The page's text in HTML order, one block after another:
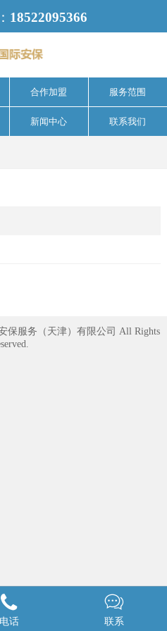
18522095366
合作加盟 服务范围
新闻中心 联系我们
保服务（天津）有限公司 All Rights

电话

联系